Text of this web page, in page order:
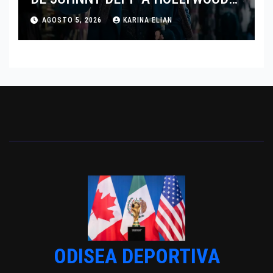
TRAS SU PASO POR EL CINE
INDEPENDIENTE EUROPEO
AGOSTO 5, 2026 KARINA ELIAN
ODISEA DEPORTIVA